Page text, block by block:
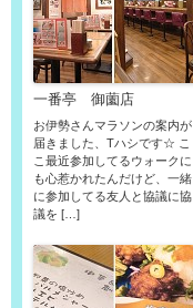
一番亭 御薗店
お伊勢さんマラソンの案内が
届きました、Tハシです☆ こ
こ最近参加してるウォークに
も心惹かれたんだけど、一緒
に参加してる友人と協議に協
議を […]